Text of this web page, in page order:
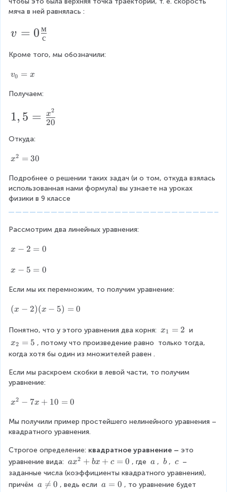
-
}
{
-
r
c
{
}
{
с
^
{
2
}
}
мяча в ней равнялась :
v
0
\f
r
c
}
{
с
}
v = 0 с
м
Кроме того, мы обозначили:
v
{
}
x
v0 = x
Получаем:
1,
=
\f
r
a
c
{
x
2
}
{
2
0
}
1, 5 = 20
x2
Откуда:
x
{
2
}
0
x2 = 30
Подробнее о решении таких задач (и о том, откуда взялась
использованная нами формула) вы узнаете на уроках
физики в 9 классе
Рассмотрим два линейных уравнения:
x
2
0
x − 2 = 0
x
5
0
x − 5 = 0
Если мы их перемножим, то получим уравнение:
(
-
2
(
x
-
)
0
(x − 2)(x − 5) = 0
Понятно, что у этого уравнения два корня: x
_
}
x1 = 2 и
x
_
2
}
5
x2 = 5 , потому что произведение равно только тогда,
когда хотя бы один из множителей равен .
Если мы раскроем скобки в левой части, то получим
уравнение:
x
{
2
-
7
x
+
x2 − 7x + 10 = 0
Мы получили пример простейшего нелинейного уравнения –
квадратного уравнения.
Строгое определение: квадратное уравнение – это
уравнение вида: a
x
^
ax2 + bx + c = 0 , где \
\
a
a , \
\
b
b , \
\
c
c –
заданные числа (коэффициенты квадратного уравнения),
причём a
a 
= 0 , ведь если a
a = 0 , то уравнение будет